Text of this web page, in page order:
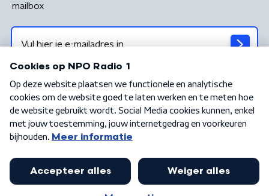
mailbox
Algemene voorwaarden